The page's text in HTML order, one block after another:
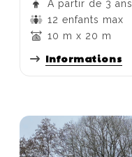
À partir de 3 ans
12 enfants max
10 m x 20 m
Informations